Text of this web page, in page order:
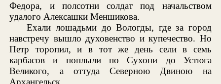
Федора, и полсотни солдат под начальством
удалого Алексашки Меншикова.
Ехали лошадьми до Вологды, где за город
навстречу вышло духовенство и купечество. Но
Петр торопил, и в тот же день сели в семь
карбасов и поплыли по Сухони до Устюга
Великого, а оттуда Северною Двиною на
Архангельск.